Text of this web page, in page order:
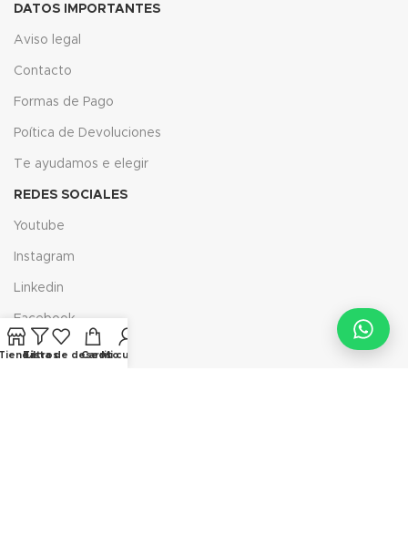
DATOS IMPORTANTES
Aviso legal
Contacto
Formas de Pago
Poítica de Devoluciones
Te ayudamos e elegir
REDES SOCIALES
Youtube
Instagram
Linkedin
Facebook
Ticktoc
Filtros
Lista de deseos
CarritoMi cuenta